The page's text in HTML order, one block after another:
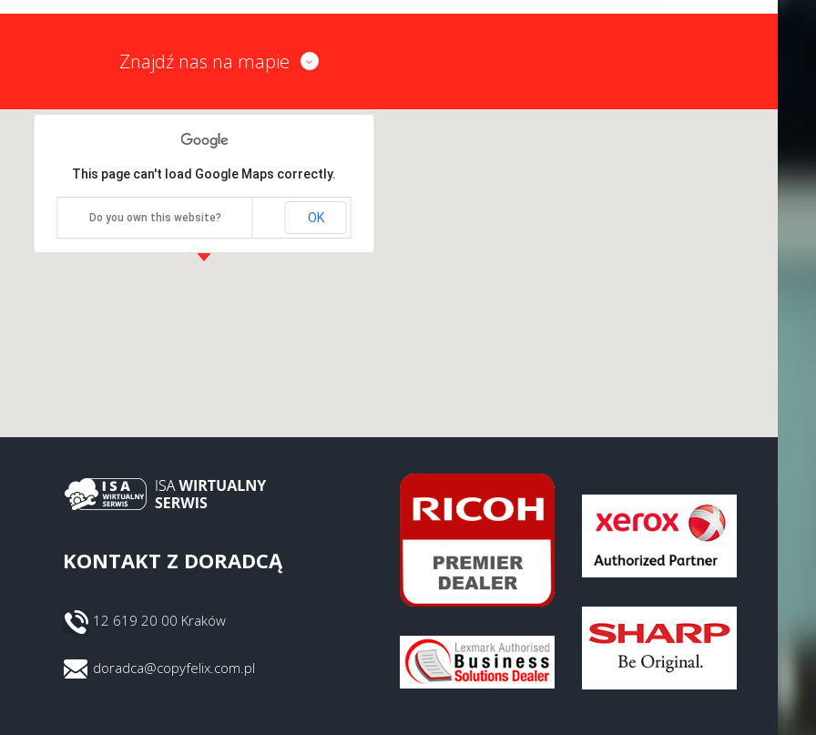
Znajdź nas na mapie
This page can't load Google Maps correctly.
Do you own this website? OK
KONTAKT Z DORADCĄ
12 619 20 00 Kraków
doradca@copyfelix.com.pl